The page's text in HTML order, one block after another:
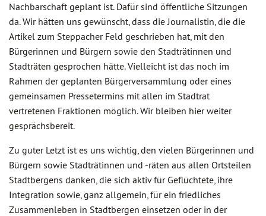
Nachbarschaft geplant ist. Dafür sind öffentliche Sitzungen
da. Wir hätten uns gewünscht, dass die Journalistin, die die
Artikel zum Steppacher Feld geschrieben hat, mit den
Bürgerinnen und Bürgern sowie den Stadträtinnen und
Stadträten gesprochen hätte. Vielleicht ist das noch im
Rahmen der geplanten Bürgerversammlung oder eines
gemeinsamen Pressetermins mit allen im Stadtrat
vertretenen Fraktionen möglich. Wir bleiben hier weiter
gesprächsbereit.
Zu guter Letzt ist es uns wichtig, den vielen Bürgerinnen und
Bürgern sowie Stadträtinnen und -räten aus allen Ortsteilen
Stadtbergens danken, die sich aktiv für Geflüchtete, ihre
Integration sowie, ganz allgemein, für ein friedliches
Zusammenleben in Stadtbergen einsetzen oder in der